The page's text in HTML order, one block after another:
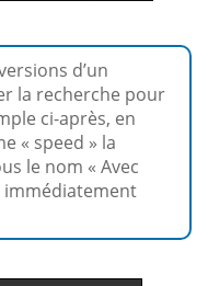
d’un
la recherche pour
ci-après, en
« speed » la
le nom « Avec
immédiatement